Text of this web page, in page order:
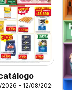
- 12/08/2026